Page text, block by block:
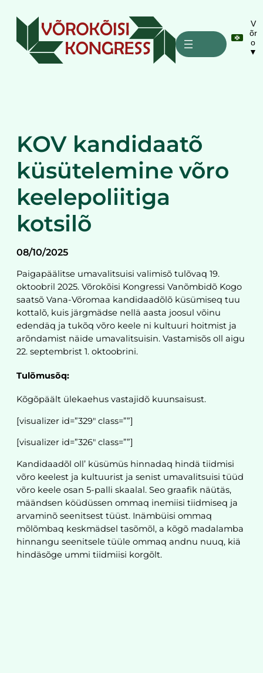
sisu
V
õr
o
▼
KOV kandidaatõ
küsütelemine võro
keelepoliitiga
kotsilõ
08/10/2025
Paigapäälitse umavalitsuisi valimisõ tulõvaq 19.
oktoobril 2025. Võrokõisi Kongressi Vanõmbidõ Kogo
saatsõ Vana-Võromaa kandidaadõlõ küsümiseq tuu
kottalõ, kuis järgmädse nellä aasta joosul võinu
edendäq ja tukõq võro keele ni kultuuri hoitmist ja
arõndamist näide umavalitsuisin. Vastamisõs oll aigu
22. septembrist 1. oktoobrini.
Tulõmusõq:
Kõgõpäält ülekaehus vastajidõ kuunsaisust.
[visualizer id=”329″ class=””]
[visualizer id=”326″ class=””]
Kandidaadõl oll’ küsümüs hinnadaq hindä tiidmisi
võro keelest ja kultuurist ja senist umavalitsuisi tüüd
võro keele osan 5-palli skaalal. Seo graafik näütäs,
määndsen köüdüssen ommaq inemiisi tiidmiseq ja
arvaminõ seenitsest tüüst. Inämbüisi ommaq
mõlõmbaq keskmädsel tasõmõl, a kõgõ madalamba
hinnangu seenitsele tüüle ommaq andnu nuuq, kiä
hindäsõge ummi tiidmiisi korgõlt.